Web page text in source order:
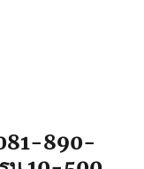
890-